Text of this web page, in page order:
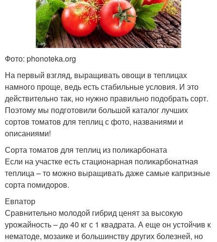
Фото: phonoteka.org
На первый взгляд, выращивать овощи в теплицах
намного проще, ведь есть стабильные условия. И это
действительно так, но нужно правильно подобрать сорт.
Поэтому мы подготовили большой каталог лучших
сортов томатов для теплиц с фото, названиями и
описаниями!
Сорта томатов для теплиц из поликарбоната
Если на участке есть стационарная поликарбонатная
теплица – то можно выращивать даже самые капризные
сорта помидоров.
Евпатор
Сравнительно молодой гибрид ценят за высокую
урожайность – до 40 кг с 1 квадрата. А еще он устойчив к
нематоде, мозаике и большинству других болезней, но